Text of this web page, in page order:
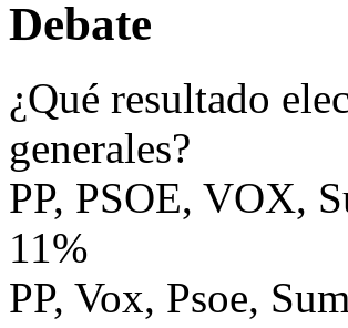
Debate
¿Qué resultado
generales?
PP, PSOE, VOX,
11%
PP, Vox, Psoe,